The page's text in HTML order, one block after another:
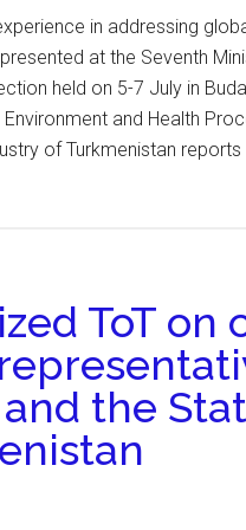
in addressing
at the Seventh
held on 5-7 July in
and Health
of Turkmenistan
ToT
the